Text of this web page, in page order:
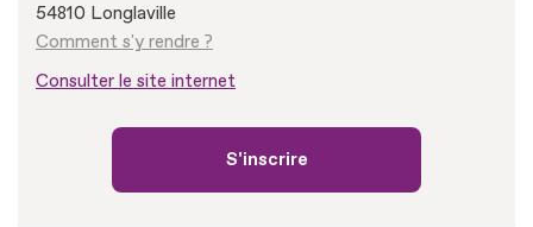
54810 Longlaville
Comment s'y rendre ?
Consulter le site internet
S'inscrire